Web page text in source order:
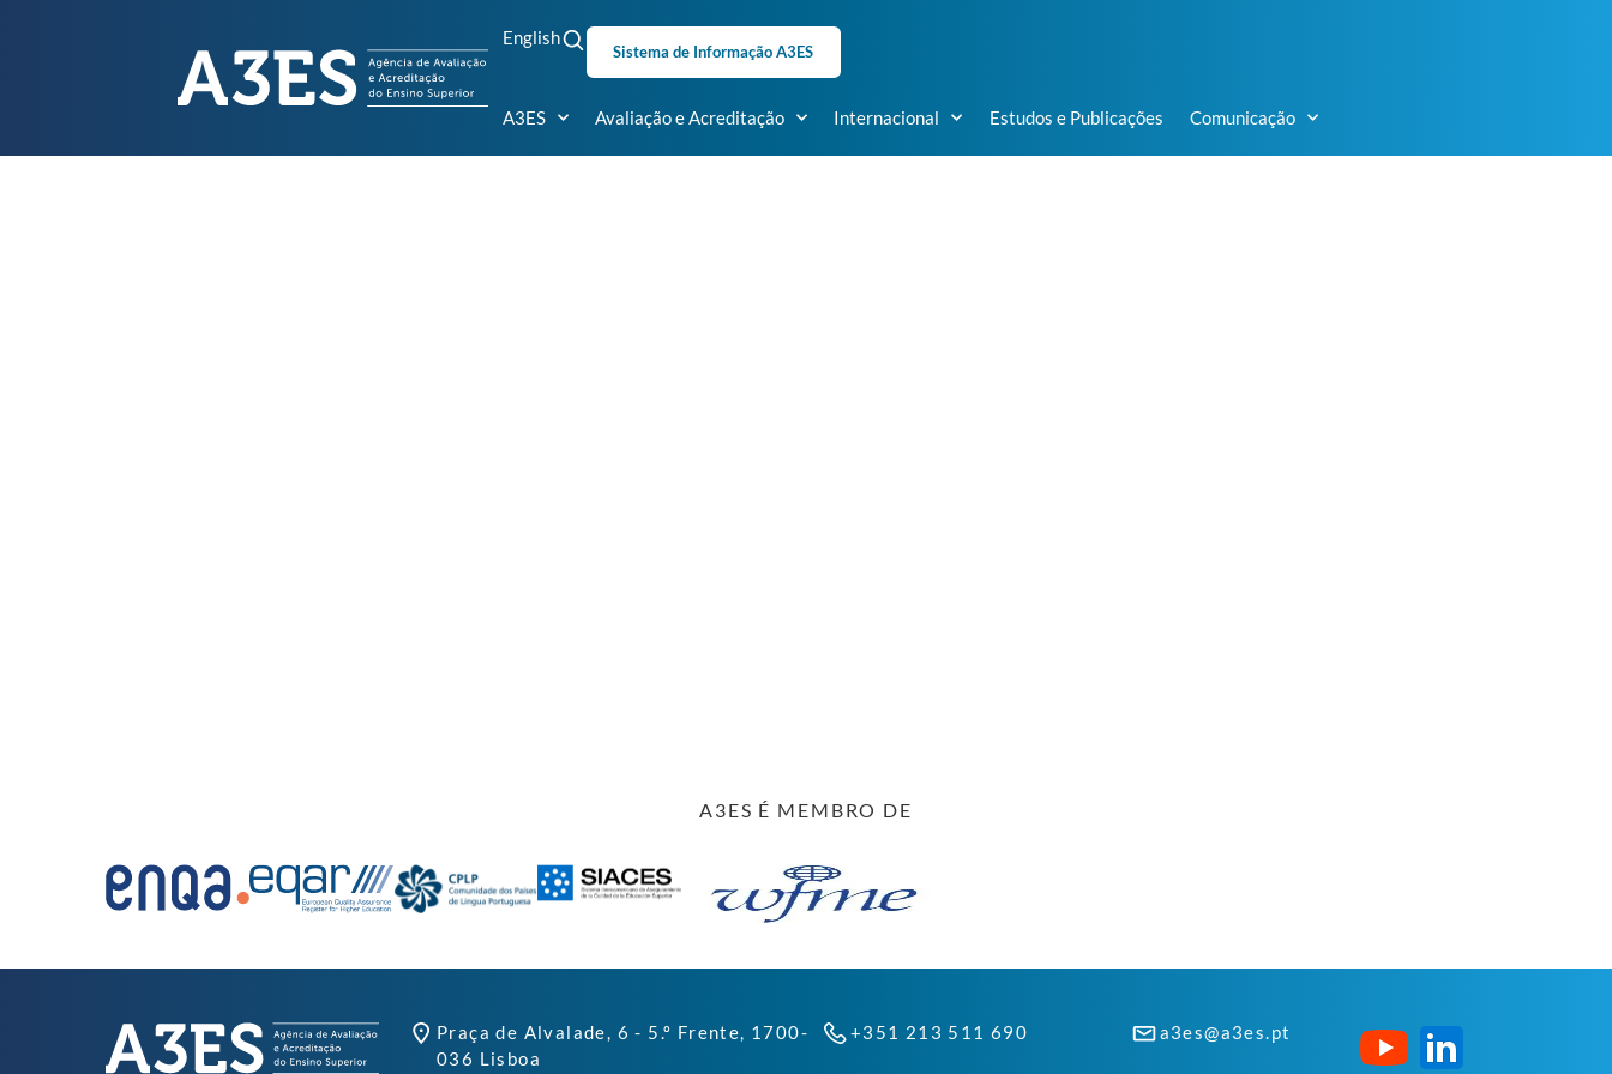
English
Sistema de Informação A3ES
A3ES Avaliação e Acreditação Internacional Estudos e Publicações Comunicação
A3ES É MEMBRO DE
Praça de Alvalade, 6 - 5.º Frente, 1700-
036 Lisboa
+351 213 511 690 a3es@a3es.pt